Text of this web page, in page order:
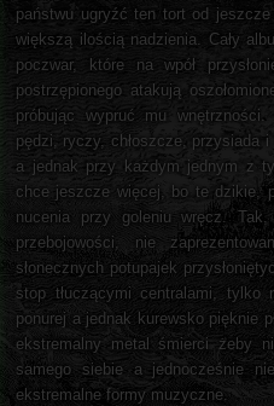
państwu ugryźć ten tort od
większą ilością nadzienia. Cały
poczwar, które na wpół
postrzępionego atakują
próbując wypruć mu
pędzi, ryczy, chłoszcze, przysiada
a jednak przy każdym jednym z
chce jeszcze więcej, bo te dzikie,
nucenia przy goleniu wręcz.
przebojowości, nie
słonecznych potupajek
stop tłuczącymi centralami, tylko
ponurej a jednak kurewsko pięknie
ekstremalny metal śmierci żeby
samego siebie a jednocześnie
ekstremalne formy muzyczne.